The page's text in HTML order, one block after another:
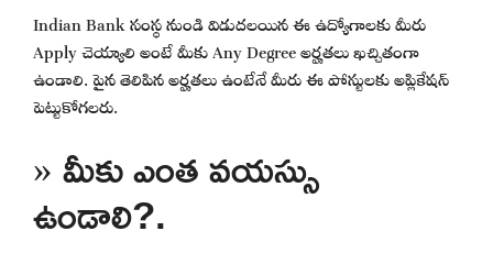
Indian Bank సంస్థ నుండి విడుదలయిన ఈ ఉద్యోగాలకు మీరు
Apply చెయ్యాలి అంటే మీకు Any Degree అర్హతలు ఖచ్చితంగా
ఉండాలి. పైన తెలిపిన అర్హతలు ఉంటేనే మీరు ఈ పోస్టులకు అప్లికేషన్
పెట్టుకోగలరు.
» మీకు ఎంత వయస్సు
ఉండాలి?.